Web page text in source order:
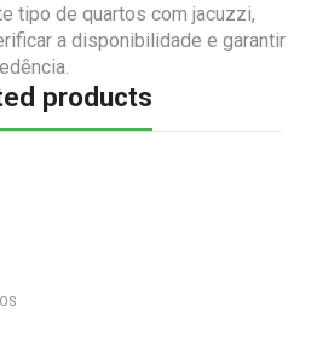
tipo de quartos com jacuzzi,
a disponibilidade e garantir
products